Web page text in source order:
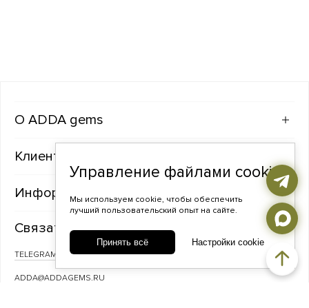
ADDA gems
Клиентам
Информация
Связаться с нами
TELEGRAM ВКОНТАКТЕ
ADDA@ADDAGEMS.RU
Управление файлами cookie
Мы используем cookie, чтобы обеспечить
лучший пользовательский опыт на сайте.
Принять всё Настройки cookie